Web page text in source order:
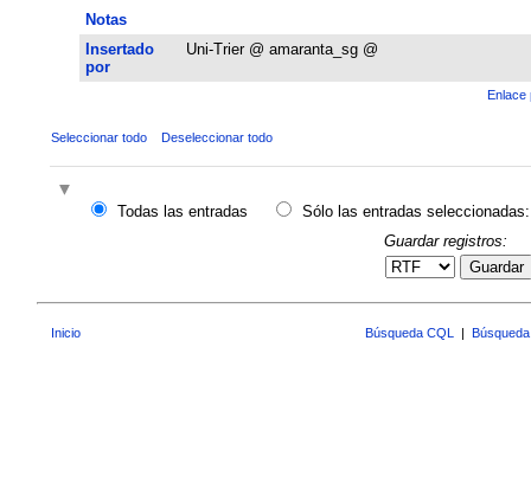
Notas
Insertado
por
Uni-Trier @ amaranta_sg @
Enlace
Seleccionar todo Deseleccionar todo
Todas las entradas
Sólo las entradas seleccionadas:
Guardar registros:
Guardar
Inicio Búsqueda CQL